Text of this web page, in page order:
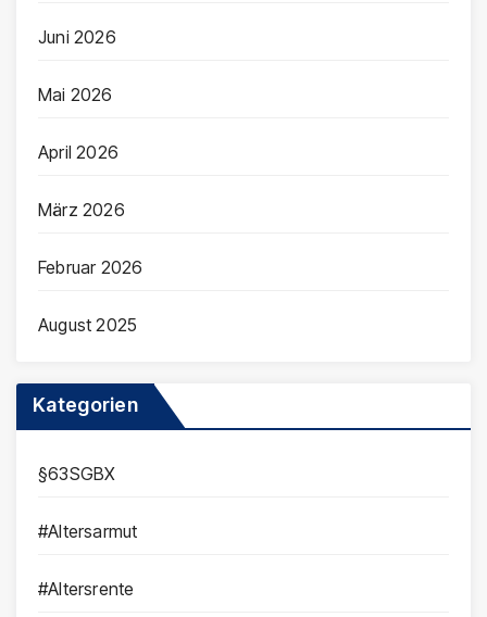
Juni 2026
Mai 2026
April 2026
März 2026
Februar 2026
August 2025
Kategorien
§63SGBX
#Altersarmut
#Altersrente